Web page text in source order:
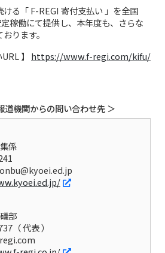
る「 F-REGI 寄付支払い 」を全国
稼働にて提供し、本年度も、さらな
ります。
】 https://www.f-regi.com/kifu/
道機関からの問い合わせ先 ＞
係
部
（ 代表 ）